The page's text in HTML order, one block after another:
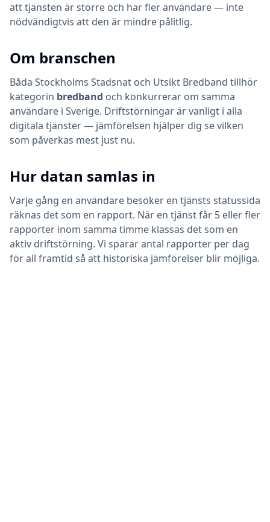
att tjänsten är större och har fler användare — inte
nödvändigtvis att den är mindre pålitlig.
Om branschen
Båda Stockholms Stadsnat och Utsikt Bredband tillhör
kategorin bredband och konkurrerar om samma
användare i Sverige. Driftstörningar är vanligt i alla
digitala tjänster — jämförelsen hjälper dig se vilken
som påverkas mest just nu.
Hur datan samlas in
Varje gång en användare besöker en tjänsts statussida
räknas det som en rapport. När en tjänst får 5 eller fler
rapporter inom samma timme klassas det som en
aktiv driftstörning. Vi sparar antal rapporter per dag
för all framtid så att historiska jämförelser blir möjliga.